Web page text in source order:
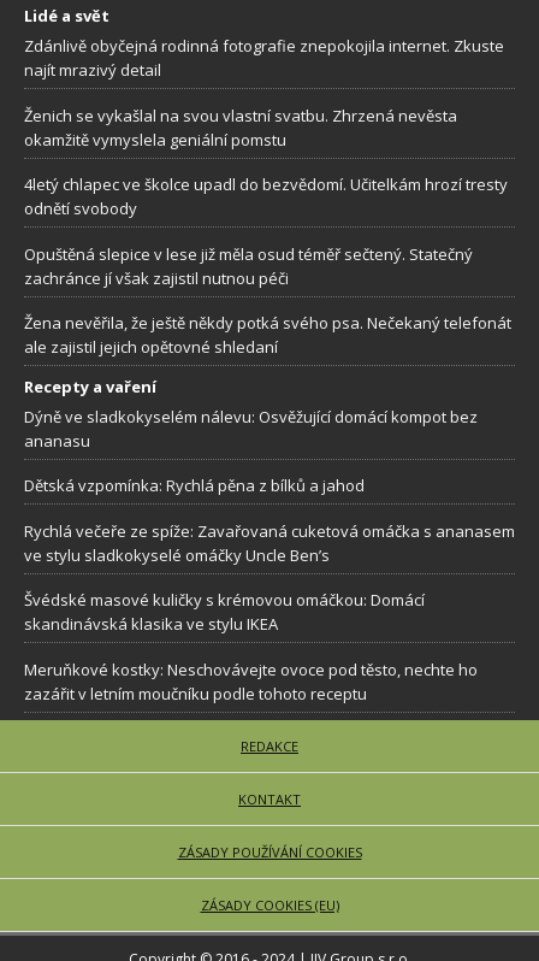
Lidé a svět
Zdánlivě obyčejná rodinná fotografie znepokojila internet. Zkuste
najít mrazivý detail
Ženich se vykašlal na svou vlastní svatbu. Zhrzená nevěsta
okamžitě vymyslela geniální pomstu
4letý chlapec ve školce upadl do bezvědomí. Učitelkám hrozí tresty
odnětí svobody
Opuštěná slepice v lese již měla osud téměř sečtený. Statečný
zachránce jí však zajistil nutnou péči
Žena nevěřila, že ještě někdy potká svého psa. Nečekaný telefonát
ale zajistil jejich opětovné shledaní
Recepty a vaření
Dýně ve sladkokyselém nálevu: Osvěžující domácí kompot bez
ananasu
Dětská vzpomínka: Rychlá pěna z bílků a jahod
Rychlá večeře ze spíže: Zavařovaná cuketová omáčka s ananasem
ve stylu sladkokyselé omáčky Uncle Ben’s
Švédské masové kuličky s krémovou omáčkou: Domácí
skandinávská klasika ve stylu IKEA
Meruňkové kostky: Neschovávejte ovoce pod těsto, nechte ho
zazářit v letním moučníku podle tohoto receptu
REDAKCE
KONTAKT
ZÁSADY POUŽÍVÁNÍ COOKIES
ZÁSADY COOKIES (EU)